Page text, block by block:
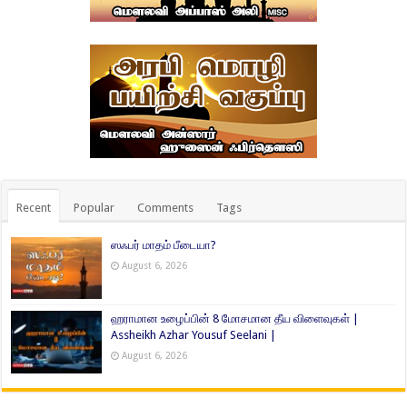
Recent Popular Comments Tags
ஸஃபர் மாதம் பீடையா?
August 6, 2026
ஹராமான உழைப்பின் 8 மோசமான தீய விளைவுகள் |
Assheikh Azhar Yousuf Seelani |
August 6, 2026